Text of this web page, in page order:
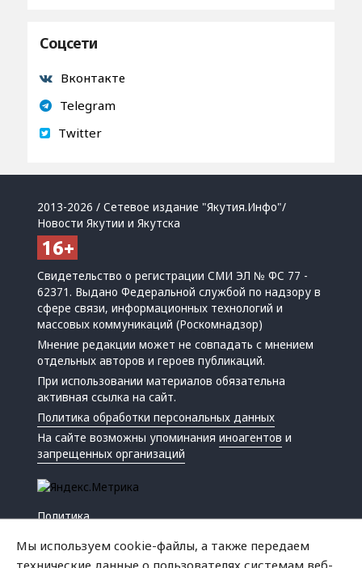
Соцсети
Вконтакте
Telegram
Twitter
2013-2026 / Сетевое издание "Якутия.Инфо"/
Новости Якутии и Якутска
Свидетельство о регистрации СМИ ЭЛ № ФС 77 -
62371. Выдано Федеральной службой по надзору в
сфере связи, информационных технологий и
массовых коммуникаций (Роскомнадзор)
Мнение редакции может не совпадать с мнением
отдельных авторов и героев публикаций.
При использовании материалов обязательна
активная ссылка на сайт.
Политика обработки персональных данных
На сайте возможны упоминанияиноагентов и
запрещенных организаций
Политика
Мы используем cookie-файлы, а также передаем
технические данные о пользователях системам веб-